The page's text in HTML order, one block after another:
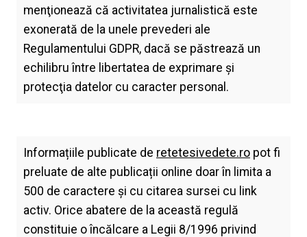
menţionează că activitatea jurnalistică este
exonerată de la unele prevederi ale
Regulamentului GDPR, dacă se păstrează un
echilibru între libertatea de exprimare şi
protecţia datelor cu caracter personal.
Informațiile publicate de retetesivedete.ropot fi
preluate de alte publicații online doar în limita a
500 de caractere și cu citarea sursei cu link
activ. Orice abatere de la această regulă
constituie o încălcare a Legii 8/1996 privind